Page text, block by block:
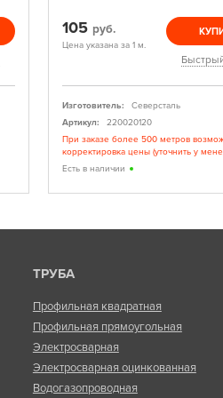
105 руб.
Цена указана за 1 м.
Изготовитель:
Северсталь
Артикул:
220020120
При заказе более 500 метров
корректировка цены (уточнить у
Есть в наличии
ТРУБА
Профильная квадратная
Профильная прямоугольная
Электросварная
Электросварная оцинкованная
Водогазопроводная